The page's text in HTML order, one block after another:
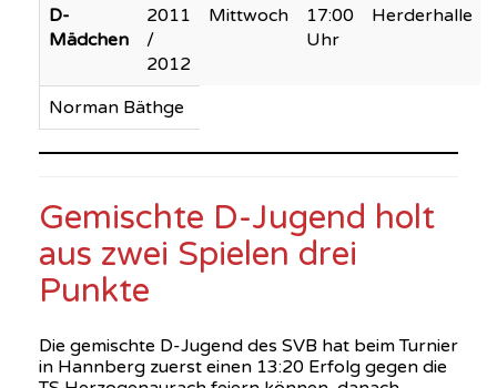
D-
Mädchen
2011
/
2012
Mittwoch
17:00
Uhr
Herderhalle
Norman Bäthge
Gemischte D-Jugend holt
aus zwei Spielen drei
Punkte
Die gemischte D-Jugend des SVB hat beim Turnier
in Hannberg zuerst einen 13:20 Erfolg gegen die